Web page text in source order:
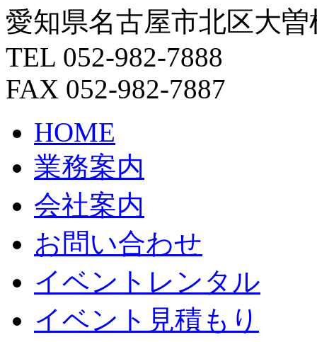
愛知県名古屋市北区大曽
TEL 052-982-7888
FAX 052-982-7887
HOME
業務案内
会社案内
お問い合わせ
イベントレンタル
イベント見積もり